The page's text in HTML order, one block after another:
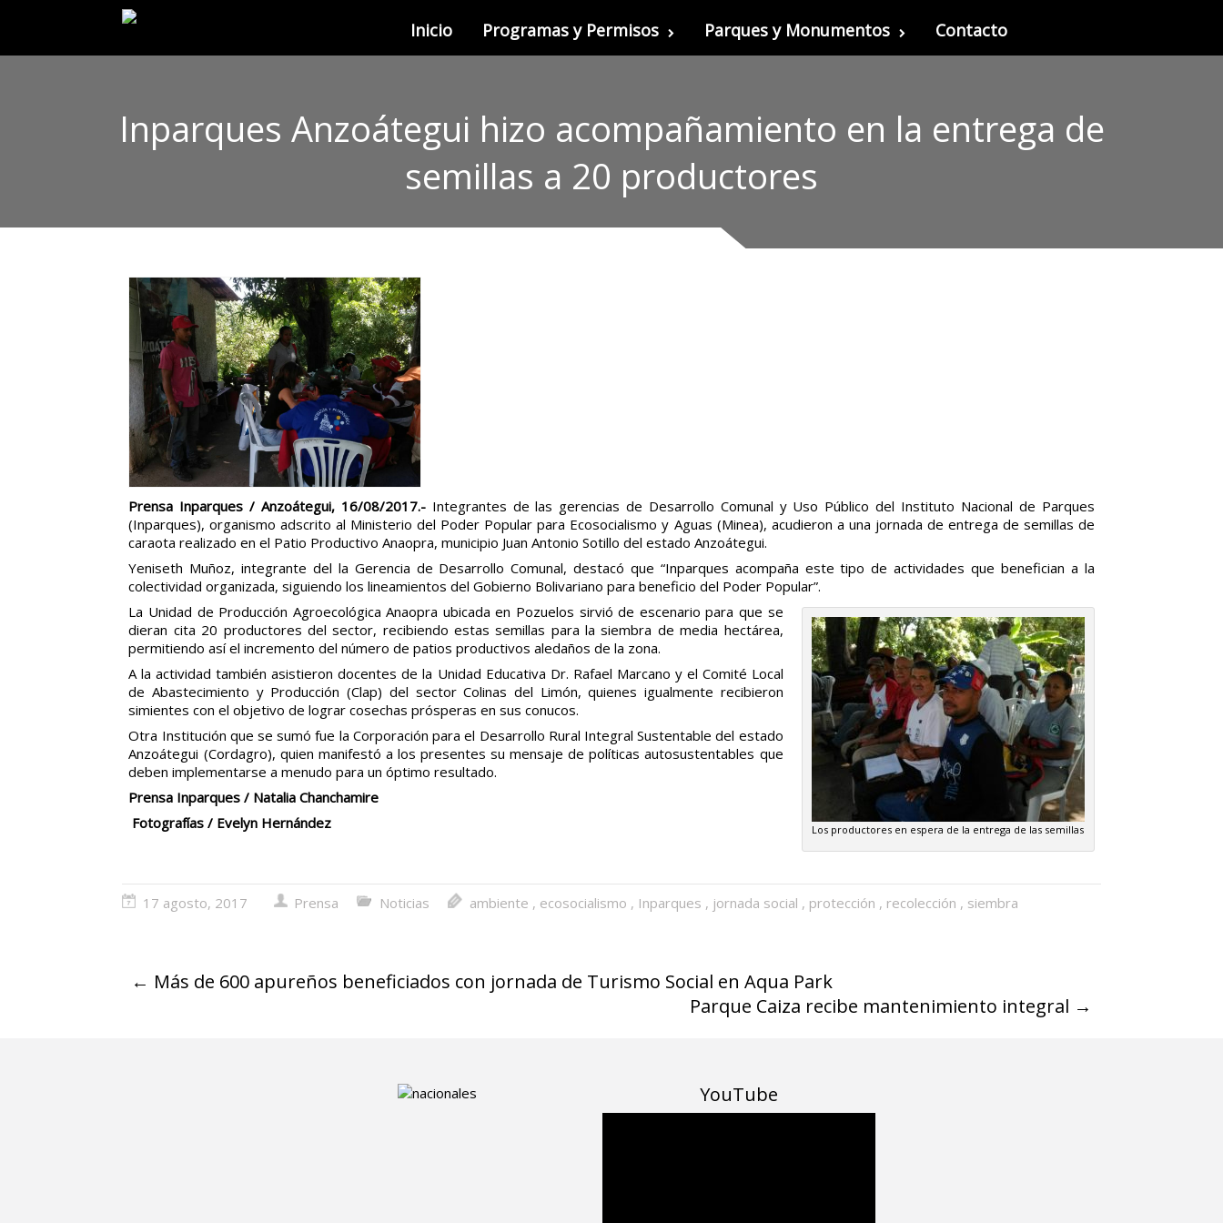
Inicio Programas y Permisos Parques y Monumentos Contacto
Inparques Anzoátegui hizo acompañamiento en la entrega de
semillas a 20 productores
Prensa Inparques / Anzoátegui, 16/08/2017.- Integrantes de las gerencias de Desarrollo Comunal y Uso Público del Instituto Nacional de Parques
(Inparques), organismo adscrito al Ministerio del Poder Popular para Ecosocialismo y Aguas (Minea), acudieron a una jornada de entrega de semillas de
caraota realizado en el Patio Productivo Anaopra, municipio Juan Antonio Sotillo del estado Anzoátegui.
Yeniseth Muñoz, integrante del la Gerencia de Desarrollo Comunal, destacó que “Inparques acompaña este tipo de actividades que benefician a la
colectividad organizada, siguiendo los lineamientos del Gobierno Bolivariano para beneficio del Poder Popular”.
Los productores en espera de la entrega de las semillas
La Unidad de Producción Agroecológica Anaopra ubicada en Pozuelos sirvió de escenario para que se
dieran cita 20 productores del sector, recibiendo estas semillas para la siembra de media hectárea,
permitiendo así el incremento del número de patios productivos aledaños de la zona.
A la actividad también asistieron docentes de la Unidad Educativa Dr. Rafael Marcano y el Comité Local
de Abastecimiento y Producción (Clap) del sector Colinas del Limón, quienes igualmente recibieron
simientes con el objetivo de lograr cosechas prósperas en sus conucos.
Otra Institución que se sumó fue la Corporación para el Desarrollo Rural Integral Sustentable del estado
Anzoátegui (Cordagro), quien manifestó a los presentes su mensaje de políticas autosustentables que
deben implementarse a menudo para un óptimo resultado.
Prensa Inparques / Natalia Chanchamire
Fotografías / Evelyn Hernández
17 agosto, 2017 Prensa Noticias ambiente , ecosocialismo , Inparques , jornada social , protección , recolección , siembra
← Más de 600 apureños beneficiados con jornada de Turismo Social en Aqua Park
Parque Caiza recibe mantenimiento integral →
YouTube